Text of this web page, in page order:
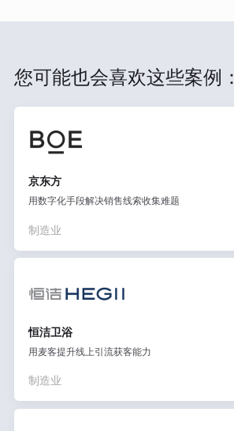
您可能也会喜欢这些案例：
京东方
用数字化手段解决销售线索收集难题
制造业
恒洁卫浴
用麦客提升线上引流获客能力
制造业